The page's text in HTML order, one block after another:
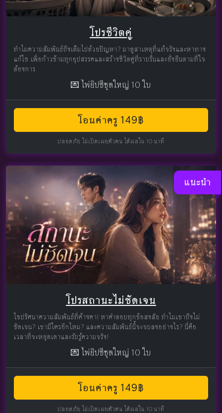
โปรชีวิตคู่
ทำไมความสัมพันธ์ถึงเต็มไปด้วยปัญหา? มาดูสาเหตุที่แท้จริงและหาทาง
แก้ไข เพื่อก้าวข้ามทุกอุปสรรคและสร้างชีวิตคู่ที่ราบรื่นและยั่งยืนตามที่ใจ
ต้องการ
💌 ไพ่ยิปซีชุดใหญ่ 10 ใบ
โอนค่าครู 149฿
ปลอดภัย ไม่เปิดเผยตัวตน ได้ผลใน 10 นาที
แนะนำ
โปรสถานะไม่ชัดเจน
ไขปริศนาความสัมพันธ์ที่ค้างคา! หาคำตอบทุกข้อสงสัย ทำไมเขาถึงไม่
ชัดเจน? เขามีใครอีกไหม? และความสัมพันธ์นี้จะจบลงอย่างไร? นี่คือ
เวลาที่จะหยุดเดาและรับรู้ความจริง!
💌 ไพ่ยิปซีชุดใหญ่ 10 ใบ
โอนค่าครู 149฿
ปลอดภัย ไม่เปิดเผยตัวตน ได้ผลใน 10 นาที